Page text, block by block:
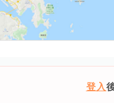
登入